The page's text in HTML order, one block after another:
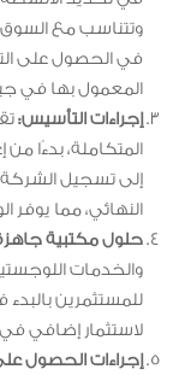
وتتناسب مع السوق
في الحصول على
المعمول بها في
إجراءات التأسيس:
المتكاملة، بدءًا من
إلى تسجيل
النهائي، مما يوفر
حلول مكتبية
والخدمات
للمستثمرين
لاستثمار إضافي في
إجراءات الحصول